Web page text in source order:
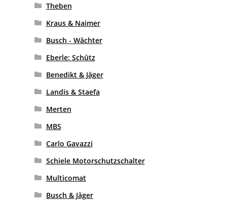
Theben
Kraus & Naimer
Busch - Wächter
Eberle: Schütz
Benedikt & Jäger
Landis & Staefa
Merten
MBS
Carlo Gavazzi
Schiele Motorschutzschalter
Multicomat
Busch & Jäger